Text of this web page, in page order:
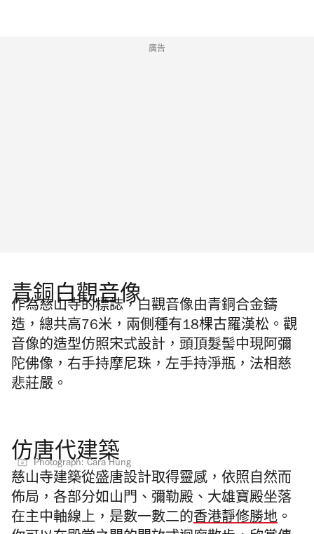
廣告
青銅白觀音像
作為慈山寺的標誌，白觀音像由青銅合金鑄
造，總共高76米，兩側種有18棵古羅漢松。觀
音像的造型仿照宋式設計，頭頂髮髻中現阿彌
陀佛像，右手持摩尼珠，左手持淨瓶，法相慈
悲莊嚴。
仿唐代建築
Photograph: Cara Hung
慈山寺建築從盛唐設計取得靈感，依照自然而
佈局，各部分如山門、彌勒殿、大雄寶殿坐落
在主中軸線上，是數一數二的香港靜修勝地 。